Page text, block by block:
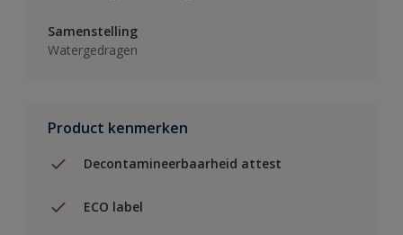
Samenstelling
Watergedragen
Product kenmerken
Decontamineerbaarheid attest
ECO label